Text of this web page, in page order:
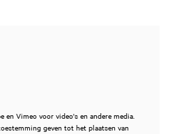
en Vimeo voor video's en andere media.
geven tot het plaatsen van